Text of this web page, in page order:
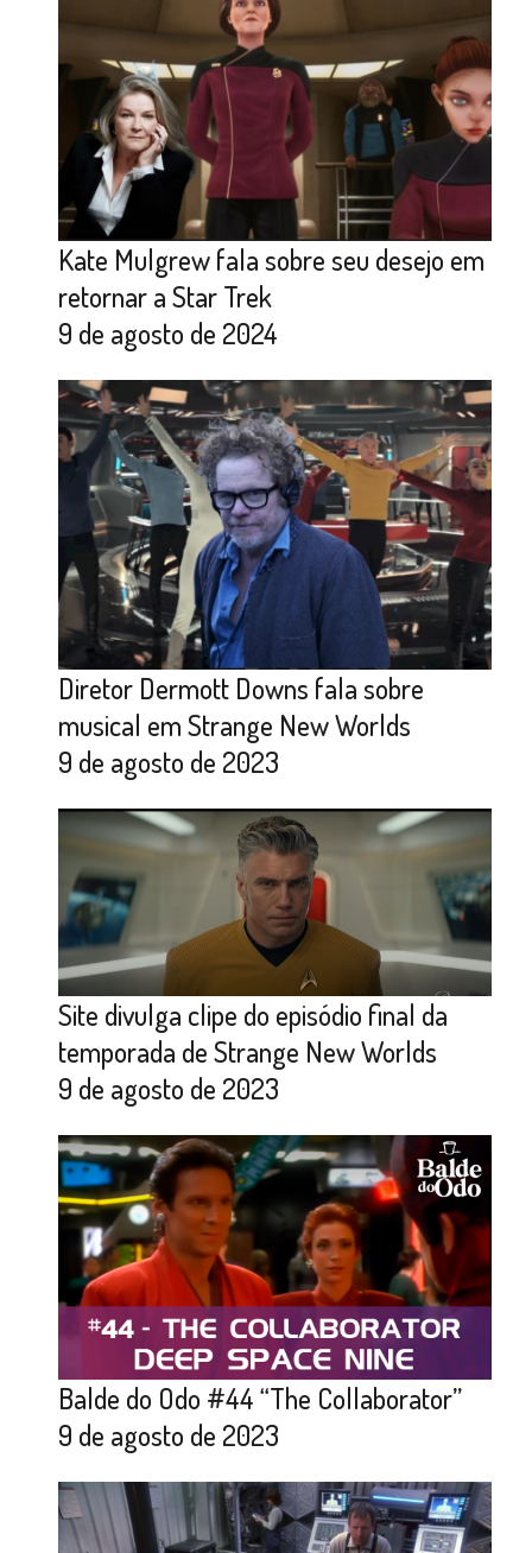
Kate Mulgrew fala sobre seu desejo em
retornar a Star Trek
9 de agosto de 2024
Diretor Dermott Downs fala sobre
musical em Strange New Worlds
9 de agosto de 2023
Site divulga clipe do episódio final da
temporada de Strange New Worlds
9 de agosto de 2023
Balde do Odo #44 “The Collaborator”
9 de agosto de 2023